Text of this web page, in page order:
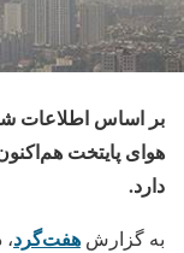
بر اساس اطلاعات
دارد.
به گزارش هفت‌گرد